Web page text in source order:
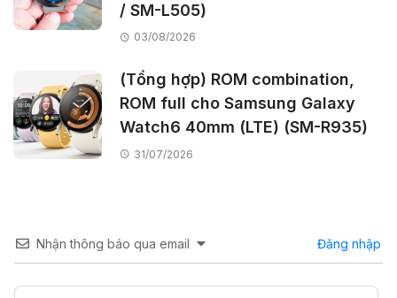
/ SM-L505)
03/08/2026
(Tổng hợp) ROM combination,
ROM full cho Samsung Galaxy
Watch6 40mm (LTE) (SM-R935)
31/07/2026
Nhận thông báo qua email Đăng nhập